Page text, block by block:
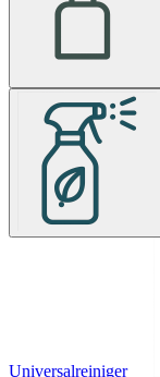
Universalreiniger